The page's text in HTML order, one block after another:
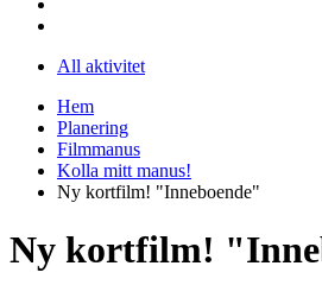
All aktivitet
Hem
Planering
Filmmanus
Kolla mitt manus!
Ny kortfilm! "Inneboende"
Ny kortfilm!